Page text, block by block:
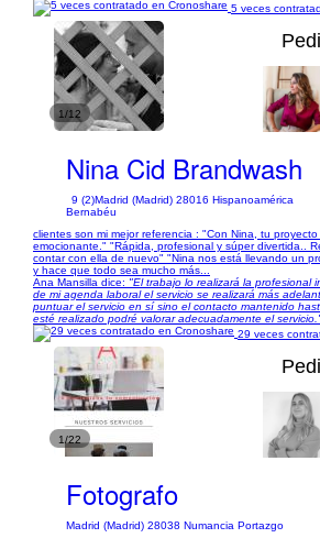
5 veces
1/12
Nina Cid Brandwash
9 (2)Madrid (Madrid) 28016 Hispanoamérica
Bernabéu
clientes son mi mejor referencia : "Con Nina, tu
emocionante." "Rápida, profesional y súper divertida..
contar con ella de nuevo" "Nina nos está llevando un
y hace que todo sea mucho más...
Ana Mansilla dice: "El trabajo lo realizará la profesional
de mi agenda laboral el servicio se realizará más
puntuar el servicio en sí sino el contacto mantenido
esté realizado podré valorar adecuadamente el
29 veces
1/22
Fotografo
Madrid (Madrid) 28038 Numancia Portazgo